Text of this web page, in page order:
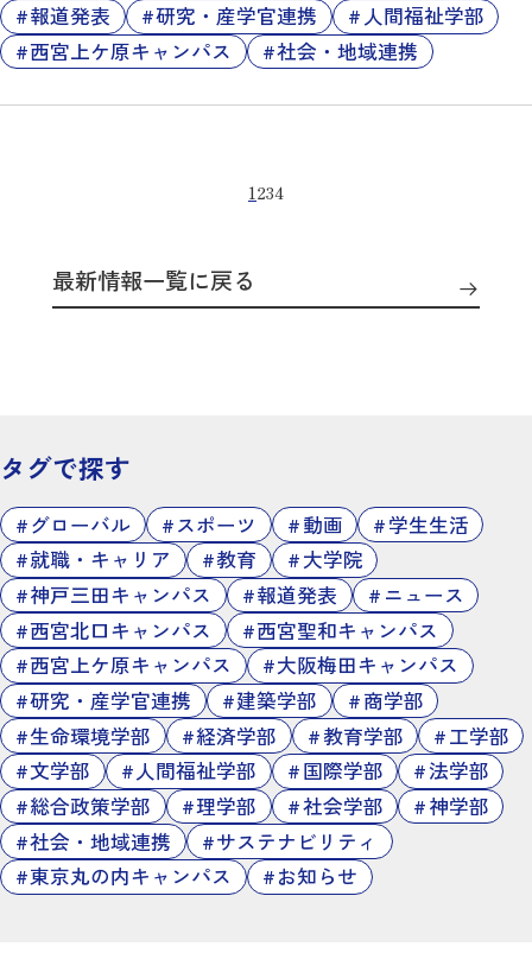
報道発表 研究・産学官連携
人間福祉学部
西宮上ケ原キャンパス
社会・地域連携
1234
最新情報一覧に戻る
タグで探す
グローバル スポーツ 動画
学生生活
就職・キャリア
教育
大学院
神戸三田キャンパス
報道発表
ニュース
西宮北口キャンパス
西宮聖和キャンパス
西宮上ケ原キャンパス
大阪梅田キャンパス
研究・産学官連携
建築学部
商学部
生命環境学部
経済学部 教育学部
工学部
文学部
人間福祉学部 国際学部
法学部
総合政策学部
理学部 社会学部
神学部
社会・地域連携
サステナビリティ
東京丸の内キャンパス
お知らせ